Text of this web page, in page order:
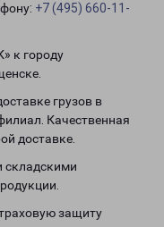
+7 (495) 660-11-
к городу
грузов в
Качественная
доставке.
складскими
защиту